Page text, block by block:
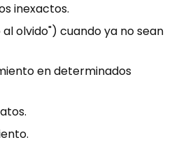
inexactos.
olvido") cuando ya no sean
en determinados